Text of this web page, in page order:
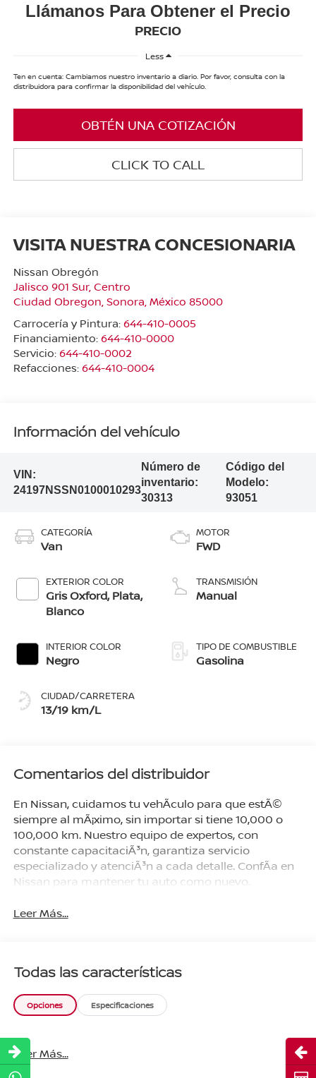
Llámanos Para Obtener el Precio
PRECIO
Less
Ten en cuenta: Cambiamos nuestro inventario a diario. Por favor, consulta con la
distribuidora para confirmar la disponibilidad del vehículo.
OBTÉN UNA COTIZACIÓN
CLICK TO CALL
VISITA NUESTRA CONCESIONARIA
Nissan Obregón
Jalisco 901 Sur, Centro
Ciudad Obregon Sonora , México 85000
Carrocería y Pintura: 644-410-0005
Financiamiento: 644-410-0000
Servicio: 644-410-0002
Refacciones: 644-410-0004
Información del vehículo
VIN:
24197NSSN0100010293
Número de
inventario:
30313
Código del
Modelo:
93051
CATEGORÍA
Van
EXTERIOR COLOR
Gris Oxford, Plata,
Blanco
INTERIOR COLOR
Negro
CIUDAD/CARRETERA
13/19 km/L
MOTOR
FWD
TRANSMISIÓN
Manual
TIPO DE COMBUSTIBLE
Gasolina
Comentarios del distribuidor
En Nissan, cuidamos tu vehÃ­culo para que estÃ©
siempre al mÃ¡ximo, sin importar si tiene 10,000 o
100,000 km. Nuestro equipo de expertos, con
constante capacitaciÃ³n, garantiza servicio
especializado y atenciÃ³n a cada detalle. ConfÃ­a en
Nissan para mantener tu auto como nuevo.
Leer Más...
Todas las características
Opciones Especificaciones
Leer Más...